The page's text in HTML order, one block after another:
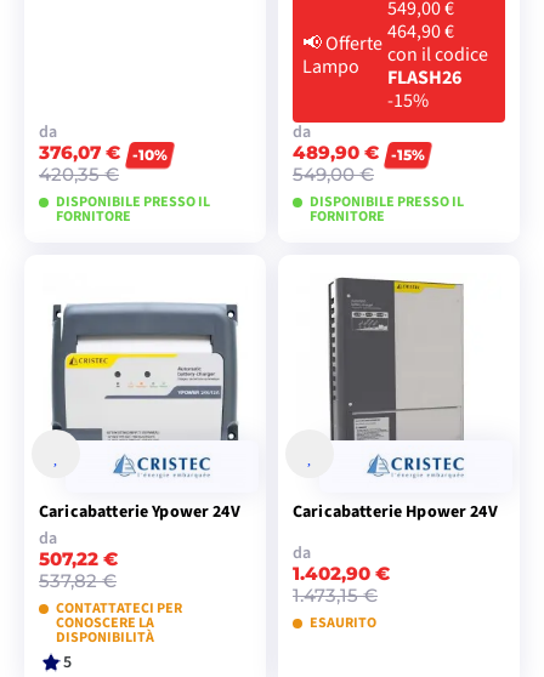
da
376,07 €
420,35 €
-10%
DISPONIBILE PRESSO IL
FORNITORE
MODELLI
📢Offerte
Lampo
549,00 €
464,90 €
con il codice
FLASH26
-15%
da
489,90 €
549,00 €
-15%
DISPONIBILE PRESSO IL
FORNITORE
VISUALIZZA I
MODELLI
Caricabatterie Ypower 24V
da
507,22 €
537,82 €
CONTATTATECI PER
CONOSCERE LA
DISPONIBILITÀ
5
Caricabatterie Hpower 24V
da
1.402,90 €
1.473,15 €
ESAURITO